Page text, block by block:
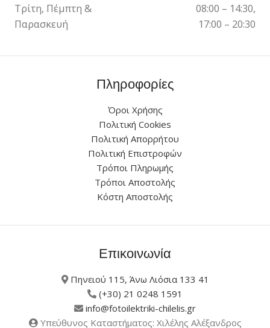
Τρίτη, Πέμπτη &
Παρασκευή
08:00 – 14:30,
17:00 – 20:30
Πληροφορίες
Όροι Χρήσης
Πολιτική Cookies
Πολιτική Απορρήτου
Πολιτική Επιστροφών
Τρόποι Πληρωμής
Τρόποι Αποστολής
Κόστη Αποστολής
Επικοινωνία
Πηνειού 115, Άνω Λιόσια 133 41
(+30) 21 0248 1591
info@fotoilektriki-chilelis.gr
Υπεύθυνος Καταστήματος: Χιλέλης Αλέξανδρος